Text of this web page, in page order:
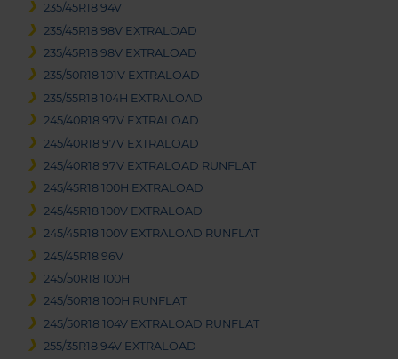
235/45R18 94V
235/45R18 98V EXTRALOAD
235/45R18 98V EXTRALOAD
235/50R18 101V EXTRALOAD
235/55R18 104H EXTRALOAD
245/40R18 97V EXTRALOAD
245/40R18 97V EXTRALOAD
245/40R18 97V EXTRALOAD RUNFLAT
245/45R18 100H EXTRALOAD
245/45R18 100V EXTRALOAD
245/45R18 100V EXTRALOAD RUNFLAT
245/45R18 96V
245/50R18 100H
245/50R18 100H RUNFLAT
245/50R18 104V EXTRALOAD RUNFLAT
255/35R18 94V EXTRALOAD